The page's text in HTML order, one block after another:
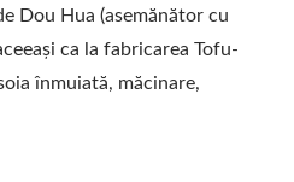
UTILAJE
MAȘINI ȘI
Dou Hua (asemănător cu
ca la fabricarea Tofu-
înmuiată, măcinare,